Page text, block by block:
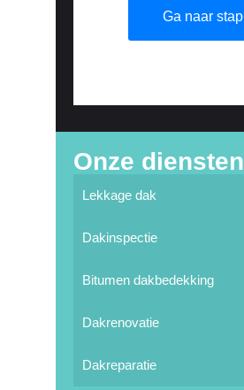
Onze diensten
Lekkage dak
Dakinspectie
Bitumen dakbedekking
Dakrenovatie
Dakreparatie